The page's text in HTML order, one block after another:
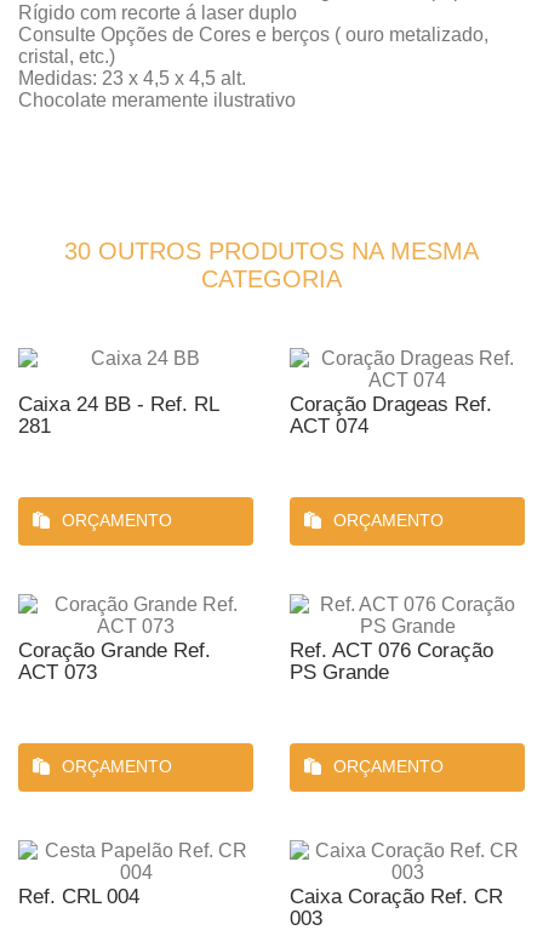
Rígido com recorte á laser duplo
Consulte Opções de Cores e berços ( ouro metalizado,
cristal, etc.)
Medidas: 23 x 4,5 x 4,5 alt.
Chocolate meramente ilustrativo
30 OUTROS PRODUTOS NA MESMA
CATEGORIA
Caixa 24 BB - Ref. RL
281
ORÇAMENTO
Coração Drageas Ref.
ACT 074
ORÇAMENTO
Coração Grande Ref.
ACT 073
ORÇAMENTO
Ref. ACT 076 Coração
PS Grande
ORÇAMENTO
Ref. CRL 004
Caixa Coração Ref. CR
003